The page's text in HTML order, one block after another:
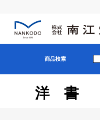
商品検索
洋書